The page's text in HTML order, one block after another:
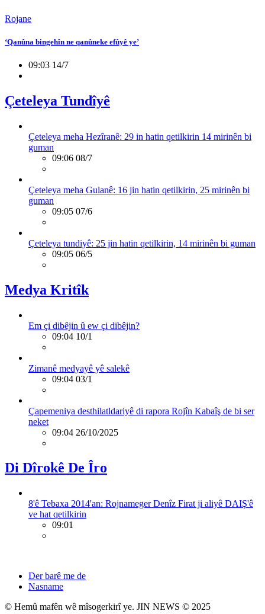
Rojane
‘Qanûna bingehîn ne qanûneke efûyê ye’
09:03 14/7
Çeteleya Tundîyê
Çeteleya meha Hezîranê: 29 in hatin qetilkirin 14 mirinên bi
guman
09:06 08/7
Çeteleya meha Gulanê: 16 jin hatin qetilkirin, 25 mirinên bi
guman
09:05 07/6
Çeteleya tundiyê: 25 jin hatin qetilkirin, 14 mirinên bi guman
09:05 06/5
Medya Kritîk
Em çi dibêjin û ew çi dibêjin?
09:04 10/1
Zimanê medyayê yê salekê
09:04 03/1
Çapemeniya desthilatldariyê di rapora Rojîn Kabaîş de bi ser
neket
09:04 26/10/2025
Di Dîrokê De Îro
8'ê Tebaxa 2014'an: Rojnameger Denîz Firat ji aliyê DAIŞ'ê
ve hat qetilkirin
09:01
Der barê me de
Nasname
© Hemû mafên wê mîsogerkirî ye. JIN NEWS © 2025